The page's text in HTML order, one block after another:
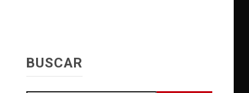
BUSCAR